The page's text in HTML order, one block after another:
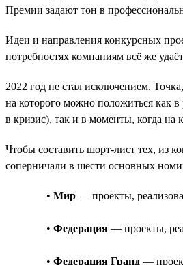
Премии задают тон в
Идеи и направления конкурсных
потребностях компаниям всё же
2022 год не стал исключением.
на которого можно положиться как
в кризис), так и в моменты, когда на
Чтобы составить шорт-лист тех, из
соперничали в шести основных
• Мир — проекты,
• Федерация — проекты,
• Федерация Гранд —